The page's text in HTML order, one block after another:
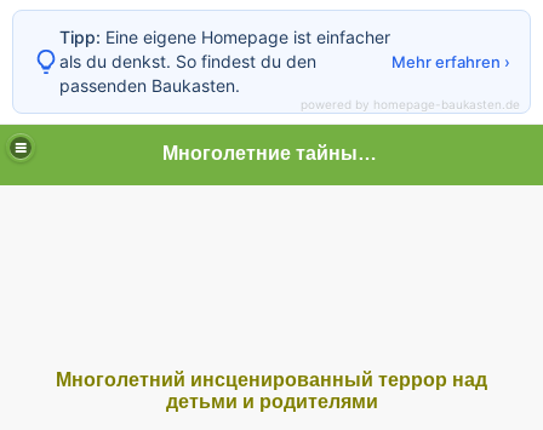
Многолетние тайные пытки граждан
Многолетний инсценированный террор над
детьми и родителями
Tipp: Eine eigene Homepage ist einfacher
als du denkst. So findest du den
passenden Baukasten.
Mehr erfahren ›
powered by homepage-baukasten.de